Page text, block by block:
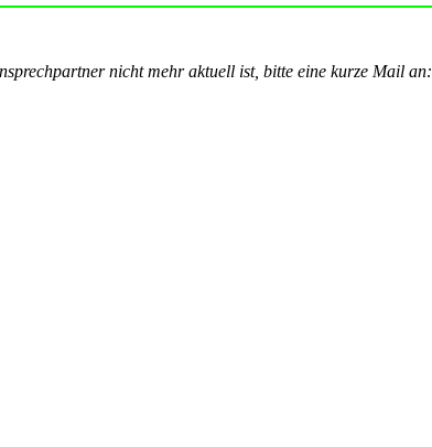
nicht mehr aktuell ist, bitte eine kurze Mail an: